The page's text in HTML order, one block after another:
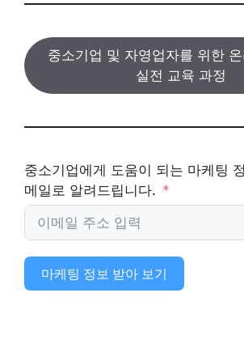
중소기업 및 자영업자를 위한
실전 교육 과정
중소기업에게 도움이 되는 마케팅
메일로 알려드립니다.
마케팅 정보 받아 보기